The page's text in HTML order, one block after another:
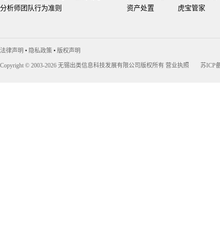
分析师团队行为准则
资产处置
虎宝管家
法律声明 • 隐私政策 • 版权声明
Copyright © 2003-2026 无锡出类信息科技发展有限公司版权所有 营业执照 苏ICP